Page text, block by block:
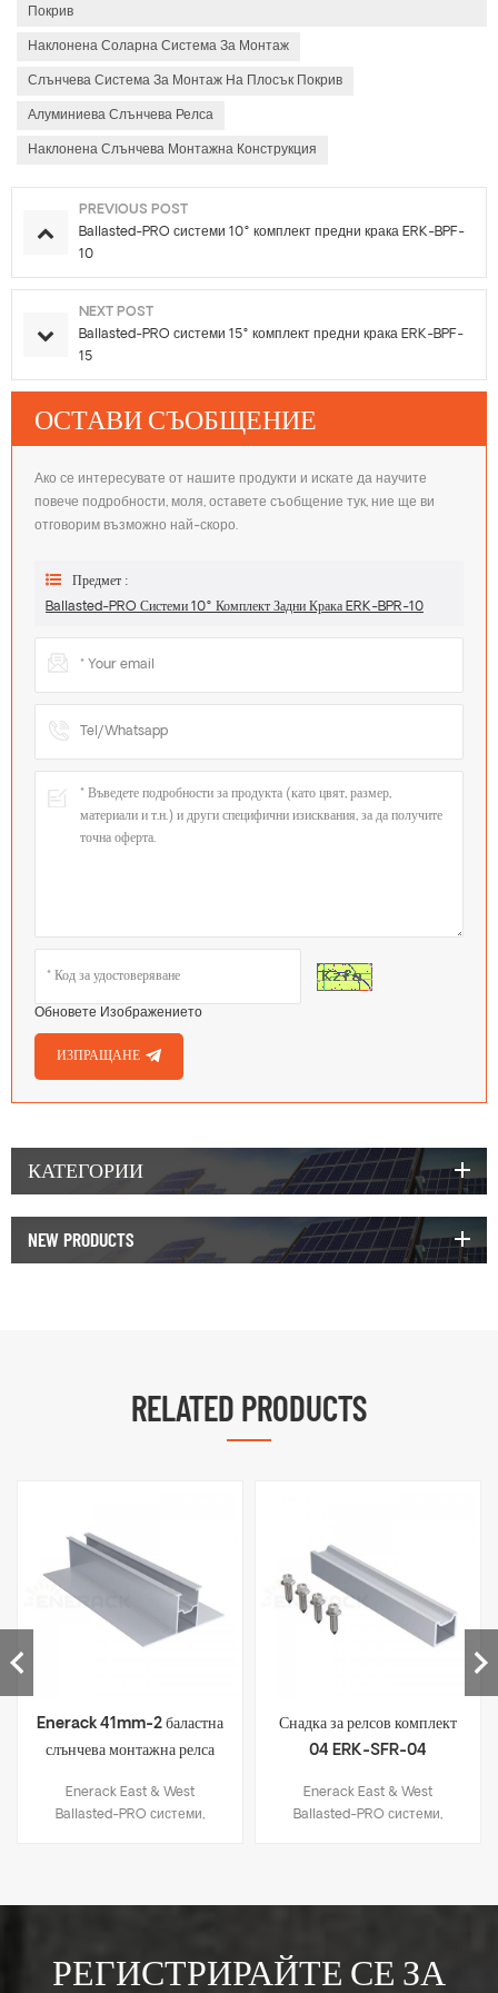
Покрив
Наклонена Соларна Система За Монтаж
Слънчева Система За Монтаж На Плосък Покрив
Алуминиева Слънчева Релса
Наклонена Слънчева Монтажна Конструкция
PREVIOUS POST
Ballasted-PRO системи 10° комплект предни крака ERK-BPF-
10
NEXT POST
Ballasted-PRO системи 15° комплект предни крака ERK-BPF-
15
ОСТАВИ СЪОБЩЕНИЕ
Ако се интересувате от нашите продукти и искате да научите
повече подробности, моля, оставете съобщение тук, ние ще ви
отговорим възможно най-скоро.
Предмет :
Ballasted-PRO Системи 10° Комплект Задни Крака ERK-BPR-10
Обновете Изображението
ИЗПРАЩАНЕ
КАТЕГОРИИ
NEW PRODUCTS
RELATED PRODUCTS
Enerack 41mm-2 баластна
слънчева монтажна релса
Enerack East & West
Ballasted-PRO системи,
Няма нужда да използвате
покрива, няма повреди на
Снадка за релсов комплект
04 ERK-SFR-04
Enerack East & West
Ballasted-PRO системи,
Няма нужда да използвате
покрива, няма повреди на
РЕГИСТРИРАЙТЕ СЕ ЗА